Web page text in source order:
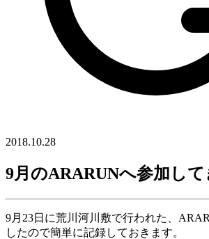
2018.10.28
9月のARARUNへ参加し
9月23日に荒川河川敷で行われた、
したので簡単に記録しておきます。